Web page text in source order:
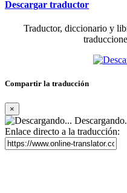
Descargar traductor
Traductor, diccionario y
Compartir la traducción
×
Enlace directo a la traducción: